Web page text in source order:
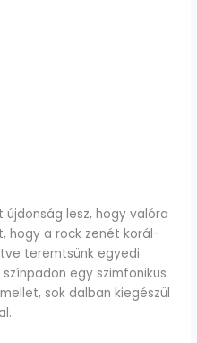
lesz, hogy valóra
hogy a rock zenét korál-
teremtsünk egyedi
egy szimfonikus
sok dalban kiegészül